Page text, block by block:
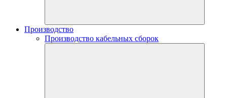
Производство
Производство кабельных сборок